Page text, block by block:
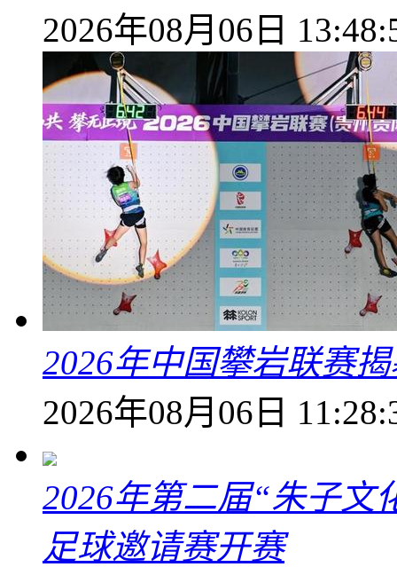
2026年08月06日
2026年中国攀岩联赛
2026年08月06日
2026年第二届“朱子文
足球邀请赛开赛